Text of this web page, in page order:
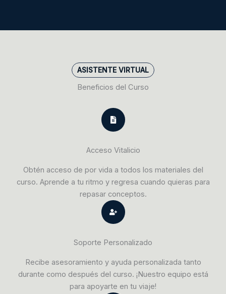
ASISTENTE VIRTUAL
Beneficios del Curso
Acceso Vitalicio
Obtén acceso de por vida a todos los materiales del
curso. Aprende a tu ritmo y regresa cuando quieras para
repasar conceptos.
Soporte Personalizado
Recibe asesoramiento y ayuda personalizada tanto
durante como después del curso. ¡Nuestro equipo está
para apoyarte en tu viaje!